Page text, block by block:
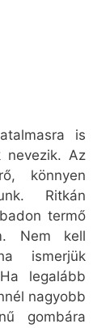
is
nevezik. Az
könnyen
Ritkán
termő
Nem kell
ismerjük
legalább
nagyobb
gombára